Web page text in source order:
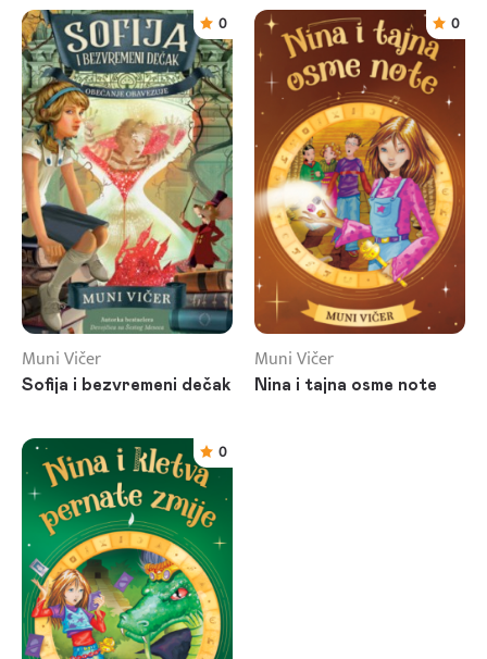
0
Muni Vičer
Sofija i bezvremeni dečak
0
Muni Vičer
Nina i tajna osme note
0